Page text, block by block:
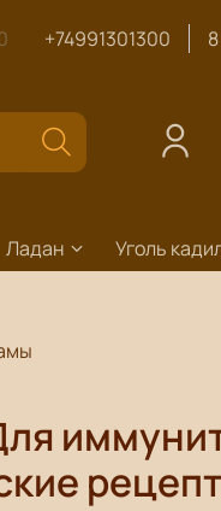
+74991301300
Ладан Уголь